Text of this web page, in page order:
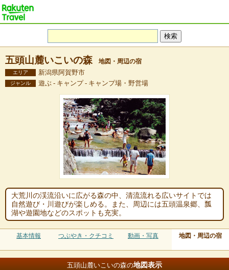
五頭山麓いこいの森 地図・周辺の宿
エリア 新潟県阿賀野市
ジャンル 遊ぶ - キャンプ - キャンプ場・野営場
大荒川の渓流沿いに広がる森の中、清流流れる広いサイトでは
自然遊び・川遊びが楽しめる。また、周辺には五頭温泉郷、瓢
湖や遊園地などのスポットも充実。
基本情報 つぶやき・クチコミ 動画・写真 地図・周辺の宿
五頭山麓いこいの森の地図表示